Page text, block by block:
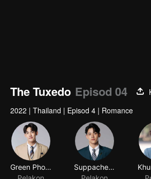
The Tuxedo Episod 04
2022 | Thailand | Episod 4 | Romance